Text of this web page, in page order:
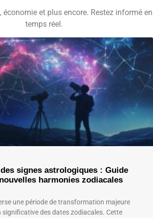
économie et plus encore. Restez informé en
temps réel.
signes astrologiques : Guide
harmonies zodiacales
une période de transformation majeure
significative des dates zodiacales. Cette